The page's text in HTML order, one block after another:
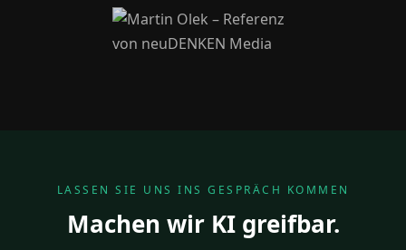
LASSEN SIE UNS INS GESPRÄCH KOMMEN
Machen wir KI greifbar.